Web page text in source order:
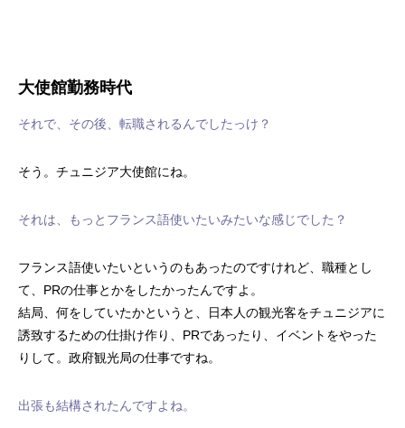
大使館勤務時代
それで、その後、転職されるんでしたっけ？
そう。チュニジア大使館にね。
それは、もっとフランス語使いたいみたいな感じでした？
フランス語使いたいというのもあったのですけれど、職種とし
て、PRの仕事とかをしたかったんですよ。
結局、何をしていたかというと、日本人の観光客をチュニジアに
誘致するための仕掛け作り、PRであったり、イベントをやった
りして。政府観光局の仕事ですね。
出張も結構されたんですよね。